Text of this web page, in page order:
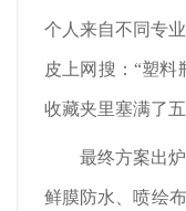
个人来自不同专
皮上网搜：“塑
收藏夹里塞满了
最终方案出
鲜膜防水、喷绘